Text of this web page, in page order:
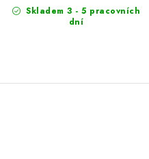
Skladem 3 - 5 pracovních
dní